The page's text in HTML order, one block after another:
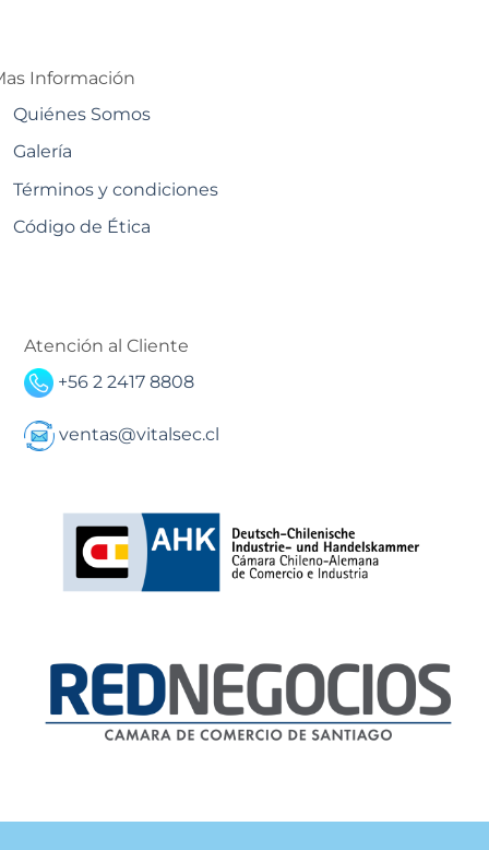
Información
Quiénes Somos
Galería
Términos y condiciones
Código de Ética
Atención al Cliente
+56 2 2417 8808
ventas@vitalsec.cl